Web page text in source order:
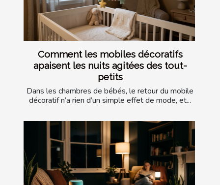
Comment les mobiles décoratifs
apaisent les nuits agitées des tout-
petits
Dans les chambres de bébés, le retour du mobile
décoratif n’a rien d’un simple effet de mode, et...